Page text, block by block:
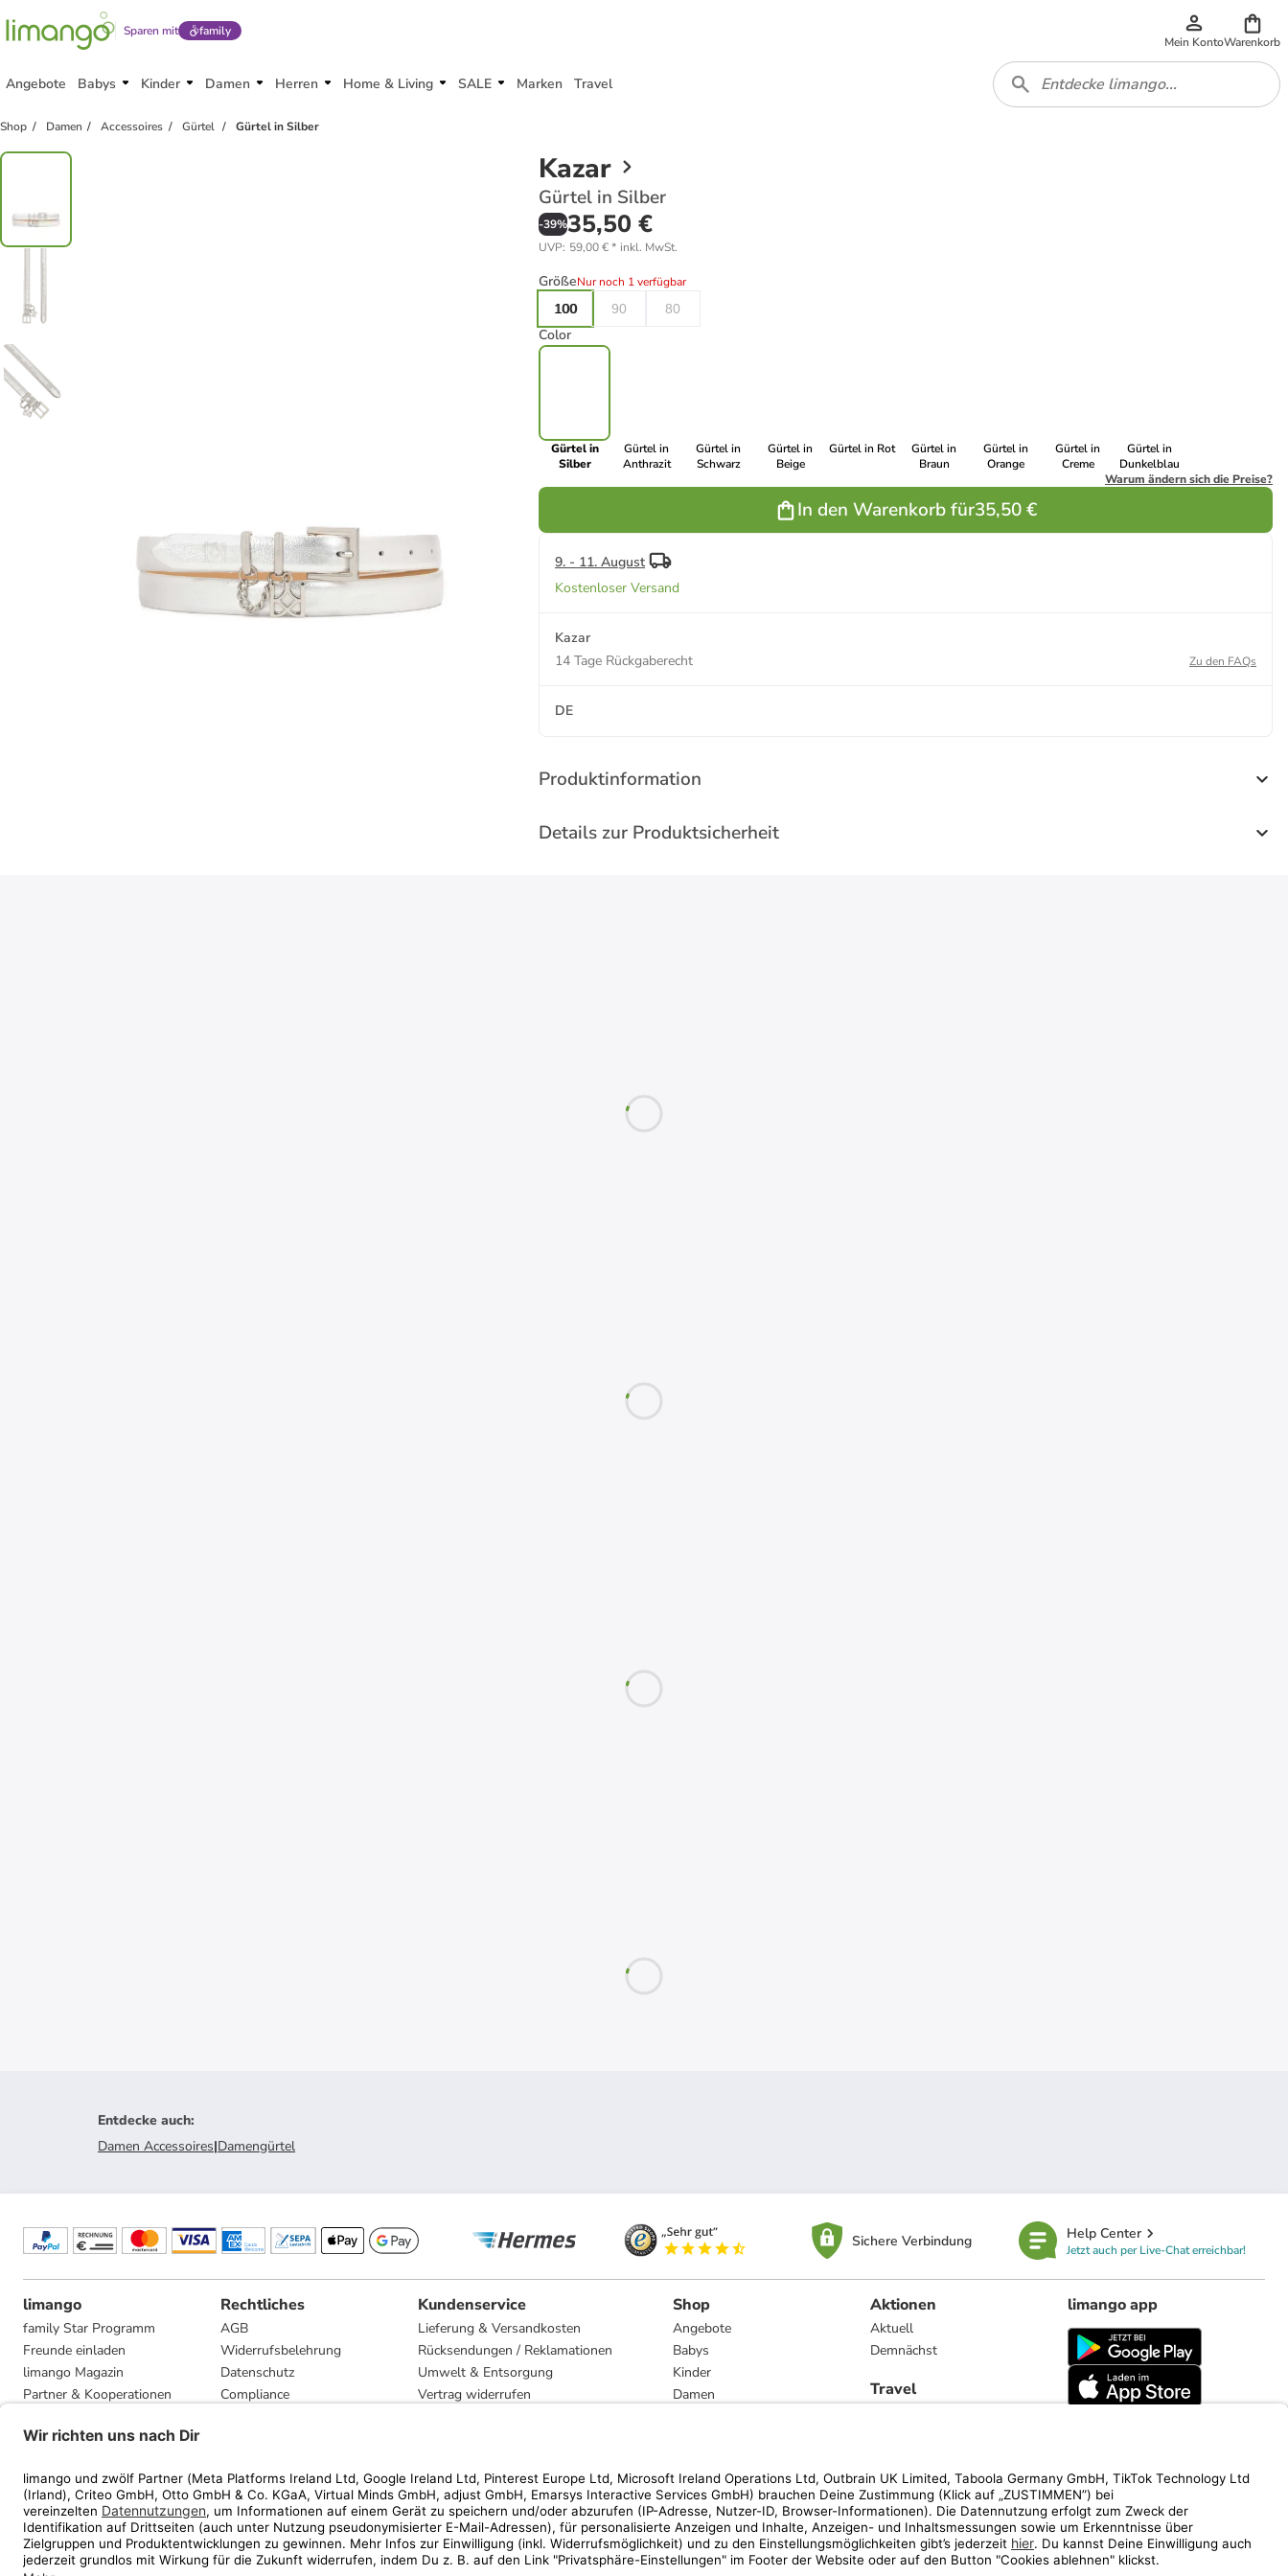
Sparen mit family
Mein KontoWarenkorb
Angebote Babys Kinder Damen Herren Home & Living SALE Marken Travel
Shop Damen Accessoires Gürtel Gürtel in Silber
Kazar
Gürtel in Silber
-39%35,50 €
UVP: 59,00 €* inkl. MwSt.
GrößeNur noch 1 verfügbar
100
90 80
Color
Gürtel in
Silber
Gürtel in
Anthrazit
Gürtel in
Schwarz
Gürtel in
Beige
Gürtel in Rot
Gürtel in
Braun
Gürtel in
Orange
Gürtel in
Creme
Gürtel in
Dunkelblau
Warum ändern sich die Preise?
In den Warenkorb für35,50 €
9. - 11. August
Kostenloser Versand
Kazar
14 Tage Rückgaberecht
Zu den FAQs
DE
Produktinformation
Details zur Produktsicherheit
Entdecke auch:
Damen Accessoires|Damengürtel
Sichere Verbindung Help Center
Jetzt auch per Live-Chat erreichbar!
limango
family Star Programm
Freunde einladen
limango Magazin
Partner & Kooperationen
Presse
Rechtliches
AGB
Widerrufsbelehrung
Datenschutz
Compliance
Kundenservice
Lieferung & Versandkosten
Rücksendungen / Reklamationen
Umwelt & Entsorgung
Vertrag widerrufen
Shop
Angebote
Babys
Kinder
Damen
Marken
Aktionen
Aktuell
Demnächst
Travel
limango app
limango.nl limango.pl